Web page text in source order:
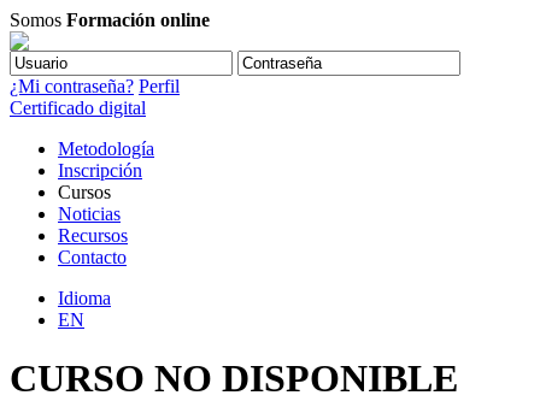
Somos Formación online
¿Mi contraseña? Perfil
Certificado digital
Metodología
Inscripción
Cursos
Noticias
Recursos
Contacto
Idioma
EN
CURSO NO DISPONIBLE